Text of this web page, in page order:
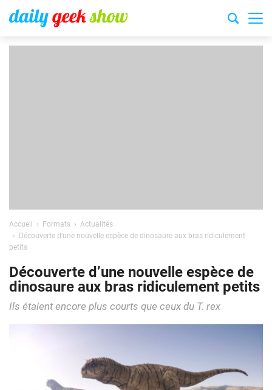
Accueil Formats
Actualités
Découverte d’une nouvelle espèce de dinosaure aux bras ridiculement
petits
Découverte d’une nouvelle espèce de
dinosaure aux bras ridiculement petits
Ils étaient encore plus courts que ceux du T. rex